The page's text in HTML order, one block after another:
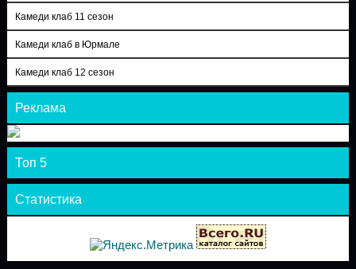
Камеди клаб 11 сезон
Камеди клаб в Юрмале
Камеди клаб 12 сезон
Реклама
Топ 5
Статистика